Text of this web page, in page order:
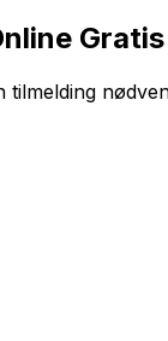
Gratis